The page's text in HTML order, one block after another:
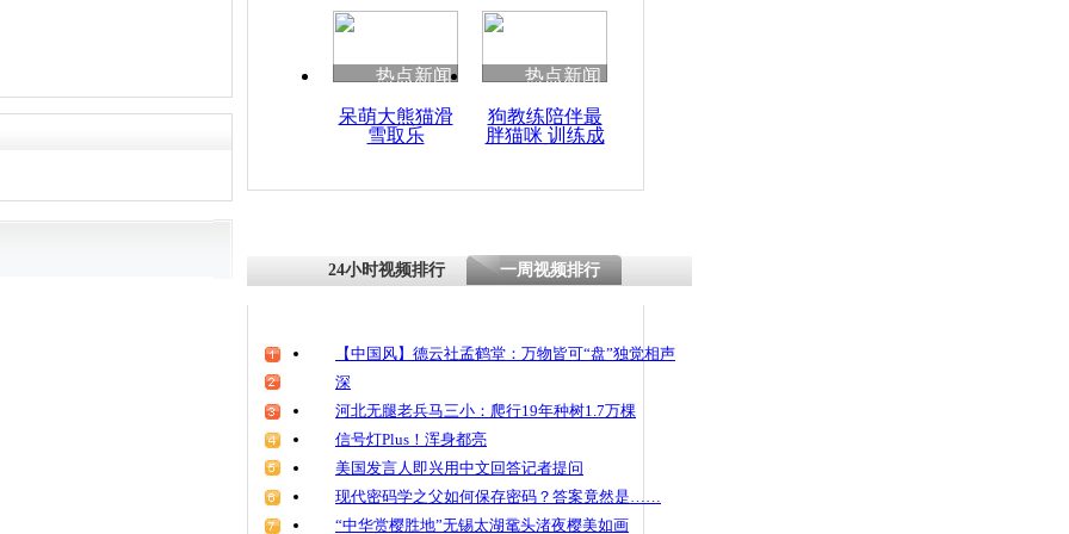
热点新闻
呆萌大熊猫滑
雪取乐
热点新闻
狗教练陪伴最
胖猫咪 训练成
24小时视频排行 一周视频排行
【中国风】德云社孟鹤堂：万物皆可“盘”独觉相声
深
河北无腿老兵马三小：爬行19年种树1.7万棵
信号灯Plus！浑身都亮
美国发言人即兴用中文回答记者提问
现代密码学之父如何保存密码？答案竟然是……
“中华赏樱胜地”无锡太湖鼋头渚夜樱美如画